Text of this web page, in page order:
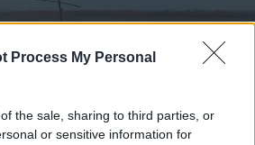
Process My Personal
the sale, sharing to third parties, or
or sensitive information for